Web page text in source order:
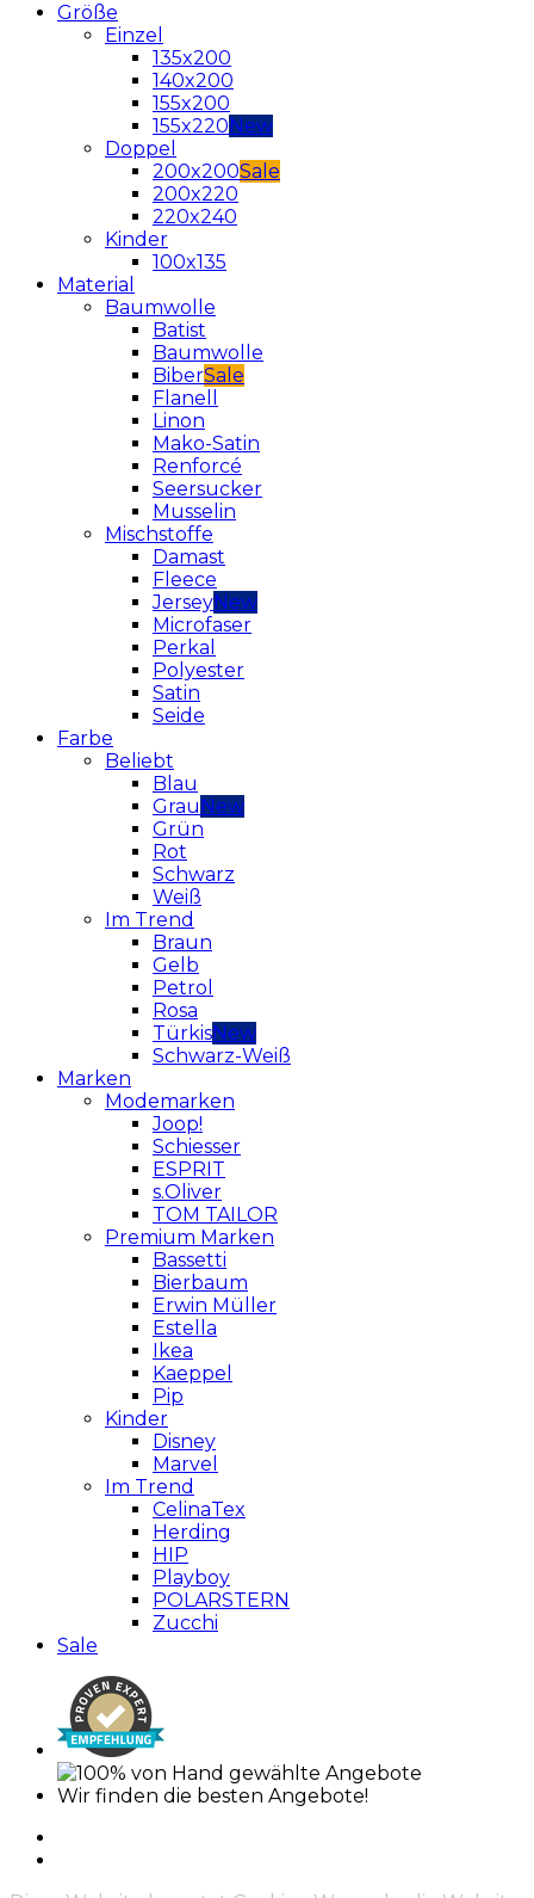
Größe
Einzel
135x200
140x200
155x200
155x220
Doppel
200x200
200x220
220x240
Kinder
100x135
Material
Baumwolle
Batist
Baumwolle
Biber
Flanell
Linon
Mako-Satin
Renforcé
Seersucker
Musselin
Mischstoffe
Damast
Fleece
Jersey
Microfaser
Perkal
Polyester
Satin
Seide
Farbe
Beliebt
Blau
Grau
Grün
Rot
Schwarz
Weiß
Im Trend
Braun
Gelb
Petrol
Rosa
Türkis
Schwarz-Weiß
Marken
Modemarken
Joop!
Schiesser
ESPRIT
s.Oliver
TOM TAILOR
Premium Marken
Bassetti
Bierbaum
Erwin Müller
Estella
Ikea
Kaeppel
Pip
Kinder
Disney
Marvel
Im Trend
CelinaTex
Herding
HIP
Playboy
POLARSTERN
Zucchi
Sale
Wir finden die besten Angebote!